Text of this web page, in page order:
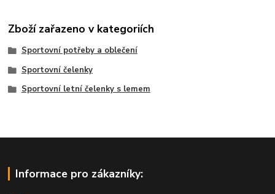
Zboží zařazeno v kategoriích
Sportovní potřeby a oblečení
Sportovní čelenky
Sportovní letní čelenky s lemem
Informace pro zákazníky: